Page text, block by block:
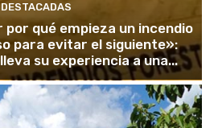
DESTACADAS
por qué empieza un incendio
para evitar el siguiente»:
su experiencia a una...